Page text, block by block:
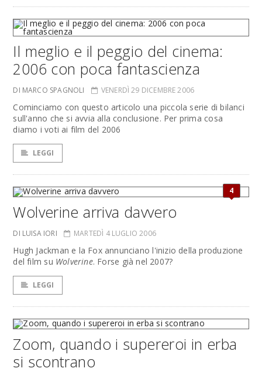
Il meglio e il peggio del cinema:
2006 con poca fantascienza
DI MARCO SPAGNOLI VENERDÌ 29 DICEMBRE 2006
Cominciamo con questo articolo una piccola serie di bilanci
sull'anno che si avvia alla conclusione. Per prima cosa
diamo i voti ai film del 2006
LEGGI
4
Wolverine arriva davvero
DI LUISA IORI MARTEDÌ 4 LUGLIO 2006
Hugh Jackman e la Fox annunciano l'inizio della produzione
del film su Wolverine. Forse già nel 2007?
LEGGI
Zoom, quando i supereroi in erba
si scontrano